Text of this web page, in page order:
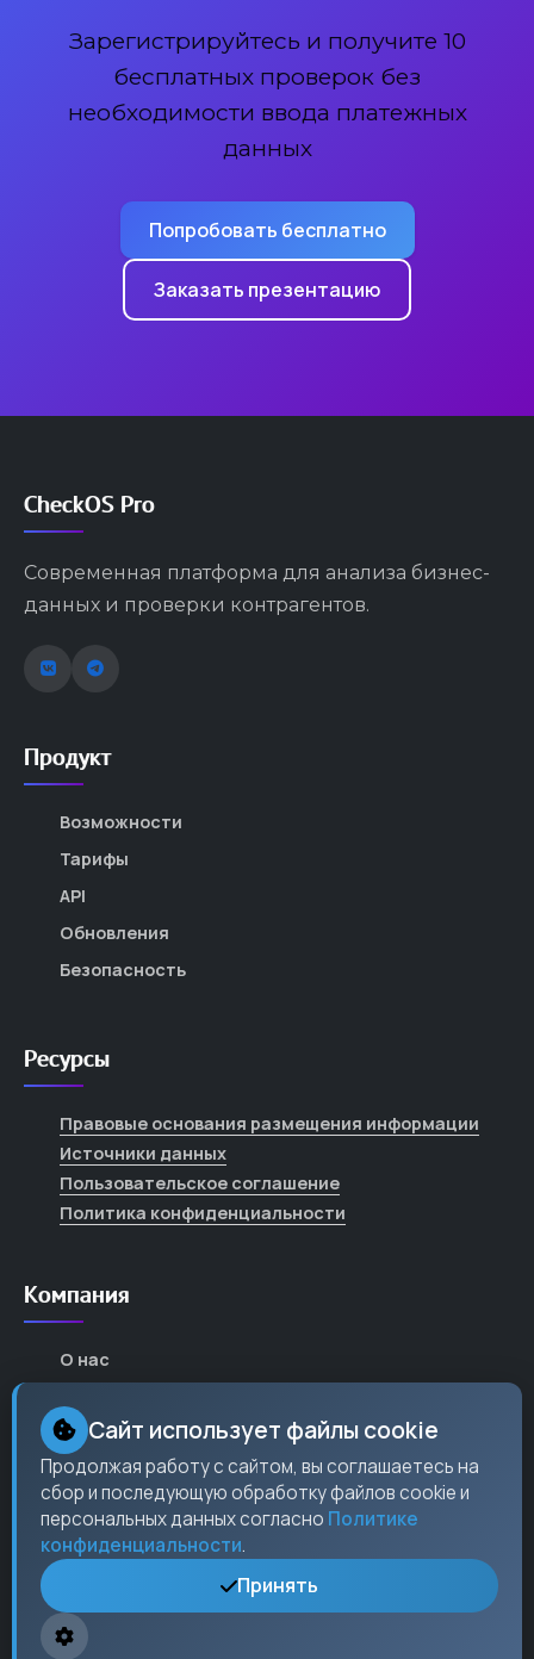
Зарегистрируйтесь и получите 10
бесплатных проверок без
необходимости ввода платежных
данных
Попробовать бесплатно
Заказать презентацию
CheckOS Pro
Современная платформа для анализа бизнес-
данных и проверки контрагентов.
Продукт
Возможности
Тарифы
API
Обновления
Безопасность
Ресурсы
Правовые основания размещения информации
Источники данных
Пользовательское соглашение
Политика конфиденциальности
Компания
О нас
Партнеры
Контакты
Пресс-центр
Контакты
Сайт использует файлы cookie
Продолжая работу с сайтом, вы соглашаетесь на
сбор и последующую обработку файлов cookie и
персональных данных согласно Политике
конфиденциальности.
Принять